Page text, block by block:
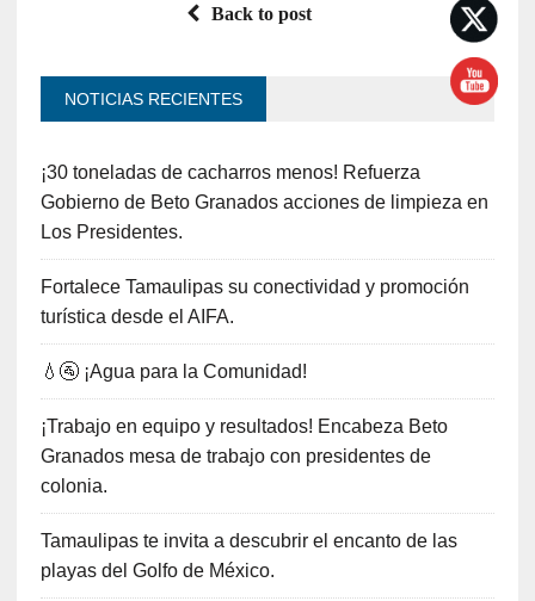
Back to post
NOTICIAS RECIENTES
¡30 toneladas de cacharros menos! Refuerza
Gobierno de Beto Granados acciones de limpieza en
Los Presidentes.
Fortalece Tamaulipas su conectividad y promoción
turística desde el AIFA.
💧🚰 ¡Agua para la Comunidad!
¡Trabajo en equipo y resultados! Encabeza Beto
Granados mesa de trabajo con presidentes de
colonia.
Tamaulipas te invita a descubrir el encanto de las
playas del Golfo de México.